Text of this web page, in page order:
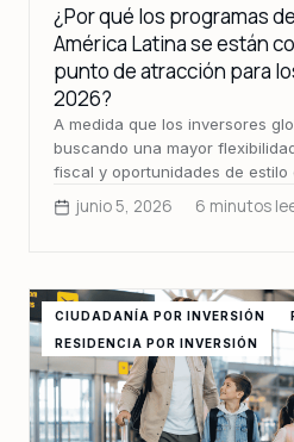
¿Por qué los programas
América Latina se están
punto de atracción para
2026?
A medida que los inversores
buscando una mayor
fiscal y oportunidades de estilo
junio 5, 2026 6 minutos
CIUDADANÍA POR INVERSIÓN
RESIDENCIA POR INVERSIÓN